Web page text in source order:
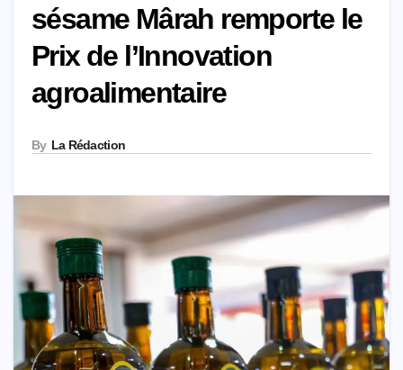
sésame Mârah remporte le
Prix de l’Innovation
agroalimentaire
By La Rédaction